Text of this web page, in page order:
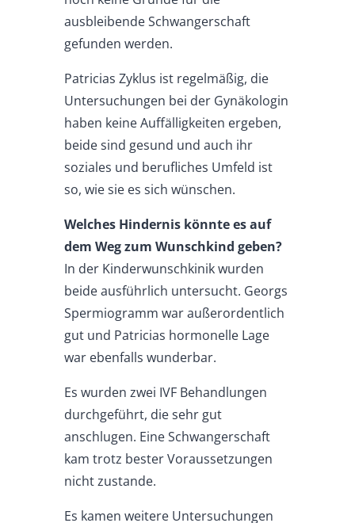
ausbleibende Schwangerschaft
gefunden werden.
Patricias Zyklus ist regelmäßig, die
Untersuchungen bei der Gynäkologin
haben keine Auffälligkeiten ergeben,
beide sind gesund und auch ihr
soziales und berufliches Umfeld ist
so, wie sie es sich wünschen.
Welches Hindernis könnte es auf
dem Weg zum Wunschkind geben?
In der Kinderwunschkinik wurden
beide ausführlich untersucht. Georgs
Spermiogramm war außerordentlich
gut und Patricias hormonelle Lage
war ebenfalls wunderbar.
Es wurden zwei IVF Behandlungen
durchgeführt, die sehr gut
anschlugen. Eine Schwangerschaft
kam trotz bester Voraussetzungen
nicht zustande.
Es kamen weitere Untersuchungen